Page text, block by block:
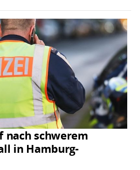
nach schwerem
in Hamburg-